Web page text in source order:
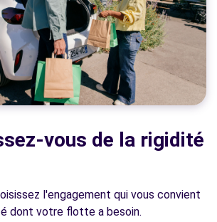
vous de la rigidité
l'engagement qui vous convient
dont votre flotte a besoin.